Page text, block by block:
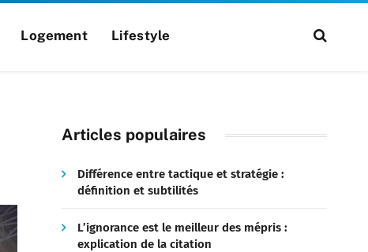
Logement Lifestyle
Articles populaires
Différence entre tactique et stratégie :
définition et subtilités
L’ignorance est le meilleur des mépris :
explication de la citation